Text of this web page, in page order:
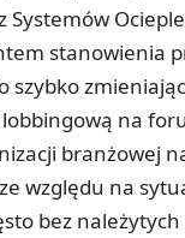
Systemów
stanowienia
na
branżowej
względu na
bez